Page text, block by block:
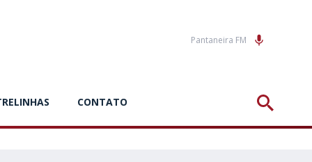
Pantaneira FM
CONTATO